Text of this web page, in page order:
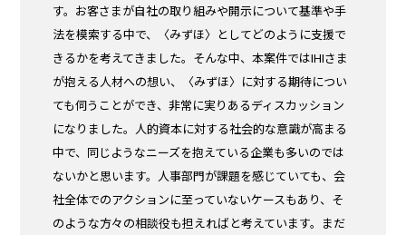
す。お客さまが自社の取り組みや開示について基準や手
法を模索する中で、〈みずほ〉としてどのように支援で
きるかを考えてきました。そんな中、本案件ではIHIさま
が抱える人材への想い、〈みずほ〉に対する期待につい
ても伺うことができ、非常に実りあるディスカッション
になりました。人的資本に対する社会的な意識が高まる
中で、同じようなニーズを抱えている企業も多いのでは
ないかと思います。人事部門が課題を感じていても、会
社全体でのアクションに至っていないケースもあり、そ
のような方々の相談役も担えればと考えています。まだ